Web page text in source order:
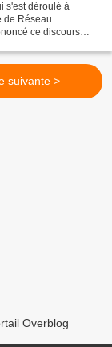
s'est déroulé à
de Réseau
ce discours
suivante >
Overblog